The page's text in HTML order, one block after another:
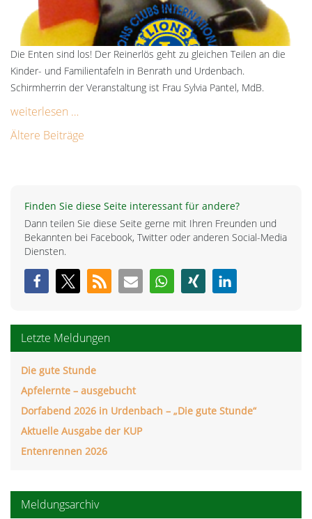
Die Enten sind los! Der Reinerlös geht zu gleichen Teilen an die
Kinder- und Familientafeln in Benrath und Urdenbach.
Schirmherrin der Veranstaltung ist Frau Sylvia Pantel, MdB.
weiterlesen …
Beitragsnavigation
Ältere Beiträge
Finden Sie diese Seite interessant für andere?
Dann teilen Sie diese Seite gerne mit Ihren Freunden und
Bekannten bei Facebook, Twitter oder anderen Social-Media
Diensten.
Letzte Meldungen
Die gute Stunde
Apfelernte – ausgebucht
Dorfabend 2026 in Urdenbach – „Die gute Stunde“
Aktuelle Ausgabe der KUP
Entenrennen 2026
Meldungsarchiv